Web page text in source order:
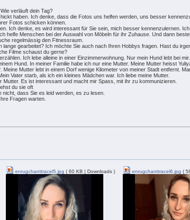
verläuft dein Tag?
haben. Ich denke, dass die Fotos uns helfen werden, uns besser
Fotos schicken können.
Ich denke, es wird interessant für Sie sein, mich besser kennenzulernen.
helfe Menschen bei der Auswahl von Möbeln für ihr Zuhause. Und dann
regelmässig den Fitnessraum.
lange gearbeitet? Ich möchte Sie auch nach Ihren Hobbys fragen. Hast du
Filme schaust du gerne?
Ich lebe alleine in einer Einzimmerwohnung. Nur mein Hund lebt bei mir.
Hund. In meiner Familie habe ich nur eine Mutter. Meine Mutter heisst
Mutter lebt in einem Dorf wenige Kilometer von meiner Stadt entfernt.
Vater starb, als ich ein kleines Mädchen war. Ich liebe meine Mutter.
Es ist interessant und macht mir Spass, mit ihr zu kommunizieren.
du sie oft
dass Sie es leid werden, es zu lesen.
Fragen warten.
enrugchanttracel5.jpg ( 60 KB | Downloads ) enrugchanttracel6.jpg (